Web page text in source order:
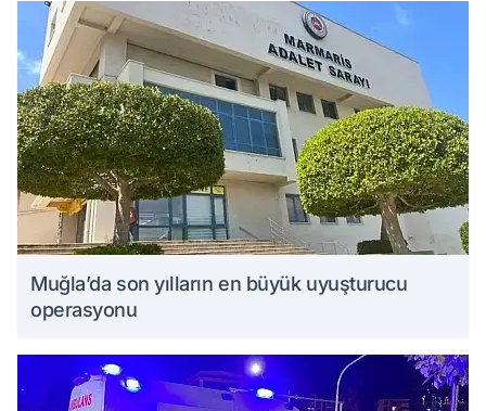
Muğla’da son yılların en büyük uyuşturucu
operasyonu